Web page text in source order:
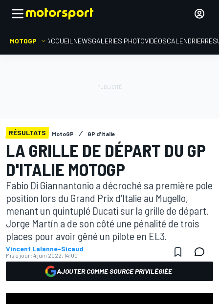
MOTOGP ACCUEIL NEWSGALERIES PHOTOVIDÉOSCALENDRIER
RÉSULTATS MotoGP GP d'Italie
LA GRILLE DE DÉPART DU GP
D'ITALIE MOTOGP
Fabio Di Giannantonio a décroché sa première pole
position lors du Grand Prix d'Italie au Mugello,
menant un quintuplé Ducati sur la grille de départ.
Jorge Martín a de son côté une pénalité de trois
places pour avoir gêné un pilote en EL3.
Vincent Lalanne-Sicaud
Mis à jour: 4 juin 2022, 14:00
AJOUTER COMME SOURCE PRIVILÉGIÉE